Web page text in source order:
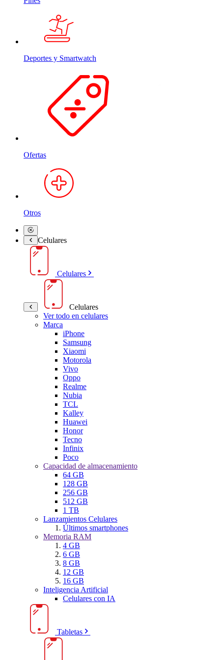
Deportes y Smartwatch
Ofertas
Otros
Celulares
Celulares
Celulares
Ver todo en celulares
Marca
iPhone
Samsung
Xiaomi
Motorola
Vivo
Oppo
Realme
Nubia
TCL
Kalley
Huawei
Honor
Tecno
Infinix
Poco
Capacidad de almacenamiento
64 GB
128 GB
256 GB
512 GB
1 TB
Lanzamientos Celulares
Últimos smartphones
Memoria RAM
4 GB
6 GB
8 GB
12 GB
16 GB
Inteligencia Artificial
Celulares con IA
Tabletas